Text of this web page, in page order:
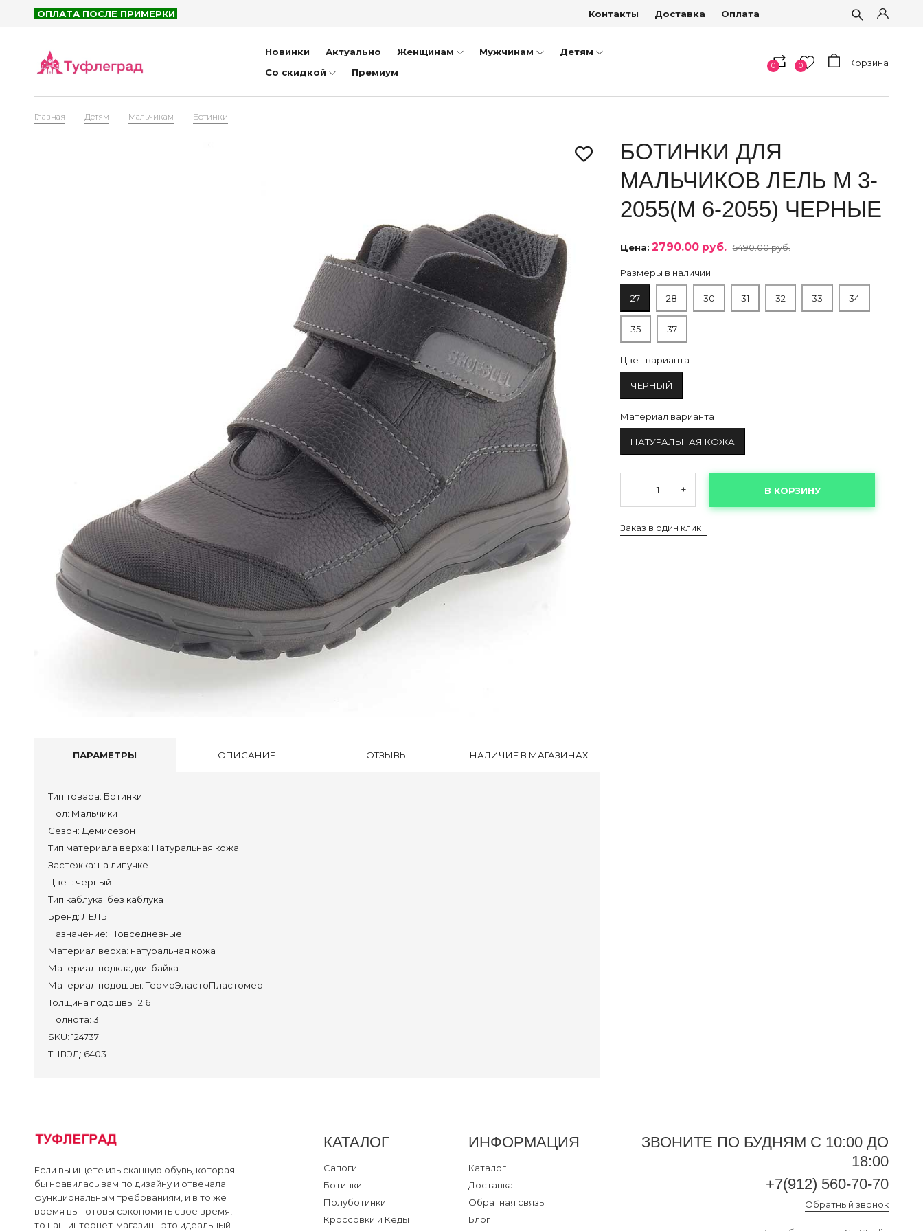
ОПЛАТА ПОСЛЕ ПРИМЕРКИ Контакты Доставка Оплата
Новинки Актуально Женщинам Мужчинам
Детям
Со скидкой
Премиум
0 0 Корзина
Главная Детям Мальчикам Ботинки
ПАРАМЕТРЫ ОПИСАНИЕ ОТЗЫВЫ НАЛИЧИЕ В МАГАЗИНАХ
Тип товара: Ботинки
Пол: Мальчики
Сезон: Демисезон
Тип материала верха: Натуральная кожа
Застежка: на липучке
Цвет: черный
Тип каблука: без каблука
Бренд: ЛЕЛЬ
Назначение: Повседневные
Материал верха: натуральная кожа
Материал подкладки: байка
Материал подошвы: ТермоЭластоПластомер
Толщина подошвы: 2.6
Полнота: 3
SKU: 124737
ТНВЭД: 6403
БОТИНКИ ДЛЯ
МАЛЬЧИКОВ ЛЕЛЬ М 3-
2055(М 6-2055) ЧЕРНЫЕ
Цена: 2790.00 руб. 5490.00 руб.
Размеры в наличии
27 28 30 31 32 33 34
35 37
Цвет варианта
ЧЕРНЫЙ
Материал варианта
НАТУРАЛЬНАЯ КОЖА
- + В КОРЗИНУ
Заказ в один клик
Если вы ищете изысканную обувь, которая
бы нравилась вам по дизайну и отвечала
функциональным требованиям, и в то же
время вы готовы сэкономить свое время,
то наш интернет-магазин - это идеальный
КАТАЛОГ
Сапоги
Ботинки
Полуботинки
Кроссовки и Кеды
ИНФОРМАЦИЯ
Каталог
Доставка
Обратная связь
Блог
ЗВОНИТЕ ПО БУДНЯМ С 10:00 ДО
18:00
+7(912) 560-70-70
Обратный звонок
Босоножки
Тапочки
Сумки
Сапоги
Ботинки
Полуботинки
Кроссовки и Кеды
Сандалии
Тапочки
Сумки
Со скидкой
Сапоги
Ботинки
Полуботинки
Туфли
Личный кабинет
+7(912) 560-70-70
Обратный звонок